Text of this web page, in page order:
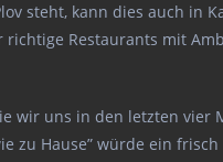
steht, kann dies auch in
Restaurants mit
wir uns in den letzten vier
zu Hause” würde ein